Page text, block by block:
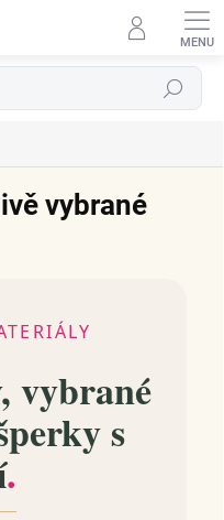
Hledat
vybrané
vybrané
s
.